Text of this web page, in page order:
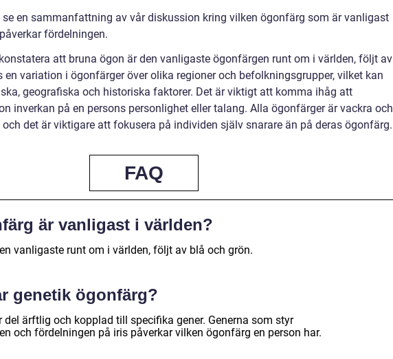
se en sammanfattning av vår diskussion kring vilken ögonfärg som är vanligast
fördelningen.
att bruna ögon är den vanligaste ögonfärgen runt om i världen, följt av
en variation i ögonfärger över olika regioner och befolkningsgrupper, vilket kan
geografiska och historiska faktorer. Det är viktigt att komma ihåg att
inverkan på en persons personlighet eller talang. Alla ögonfärger är vackra och
det är viktigare att fokusera på individen själv snarare än på deras ögonfärg.
FAQ
är vanligast i världen?
vanligaste runt om i världen, följt av blå och grön.
genetik ögonfärg?
del ärftlig och kopplad till specifika gener. Generna som styr
och fördelningen på iris påverkar vilken ögonfärg en person har.